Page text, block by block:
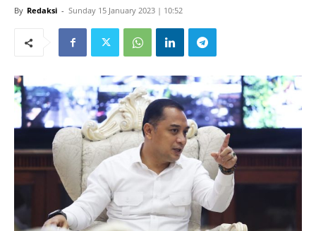
By Redaksi - Sunday 15 January 2023 | 10:52